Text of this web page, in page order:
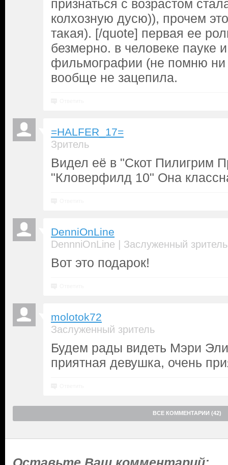
признаться с возрастом
колхозную дусю)), прочем
такая). [/quote] первая ее
безмерно. в человеке пауке
фильмографии (не помню ни
вообще не зацепила.
=HALFER_17=
Зритель
Видел её в "Скот Пилигрим
"Кловерфилд 10" Она
DenniOnLine
DennniOnLine | Заслуженный зритель
Вот это подарок!
molotok72
Заслуженный зритель
Будем рады видеть Мэри
приятная девушка, очень
ВСЕ КОММЕНТАРИИ (42)